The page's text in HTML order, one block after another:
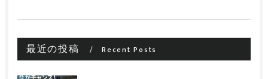
最近の投稿 Recent Posts